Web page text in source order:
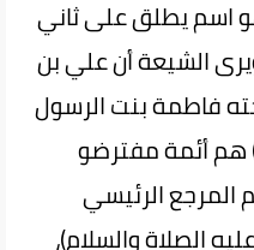
اسم يطلق على ثاني
الشيعة أن علي بن
فاطمة بنت الرسول
هم أئمة مفترضو
المرجع الرئيسي
الصلاة والسلام)،